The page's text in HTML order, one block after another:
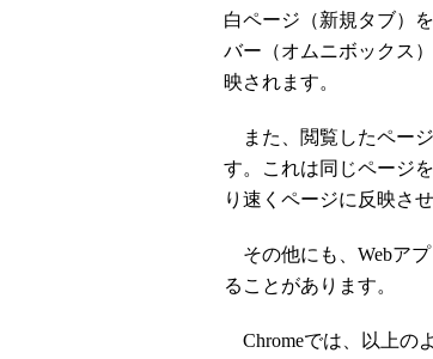
白ページ（新規タブ）
バー（オムニボックス
映されます。
また、閲覧したページ
す。これは同じページ
り速くページに反映さ
その他にも、Webア
ることがあります。
Chromeでは、以上の